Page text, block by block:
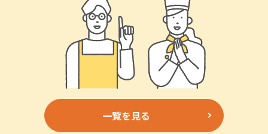
一覧を見る